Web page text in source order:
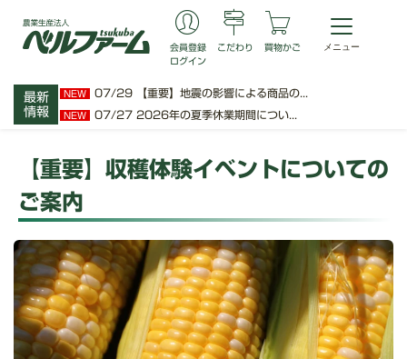
最新
情報
NEW 07/29 【重要】地震の影響による商品の...
NEW 07/27 2026年の夏季休業期間につい...
会員登録
ログイン
こだわり 買物かご
【重要】収穫体験イベントについての
ご案内